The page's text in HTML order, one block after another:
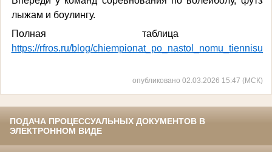
лыжам и боулингу.
Полная таблица
https://rfros.ru/blog/
опубликовано 02.03.2026 15:47 (МСК)
ПОДАЧА ПРОЦЕССУАЛЬНЫХ ДОКУМЕНТОВ В
ЭЛЕКТРОННОМ ВИДЕ